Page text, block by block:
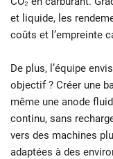
et liquide, les
coûts et l’empreinte
De plus, l’équipe
objectif ? Créer une
même une anode
continu, sans
vers des machines
adaptées à des